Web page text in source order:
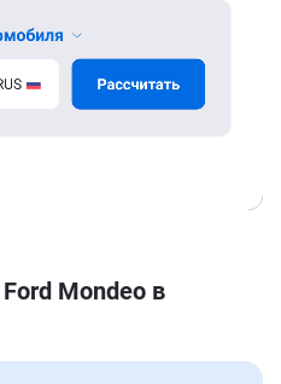
Mondeo в